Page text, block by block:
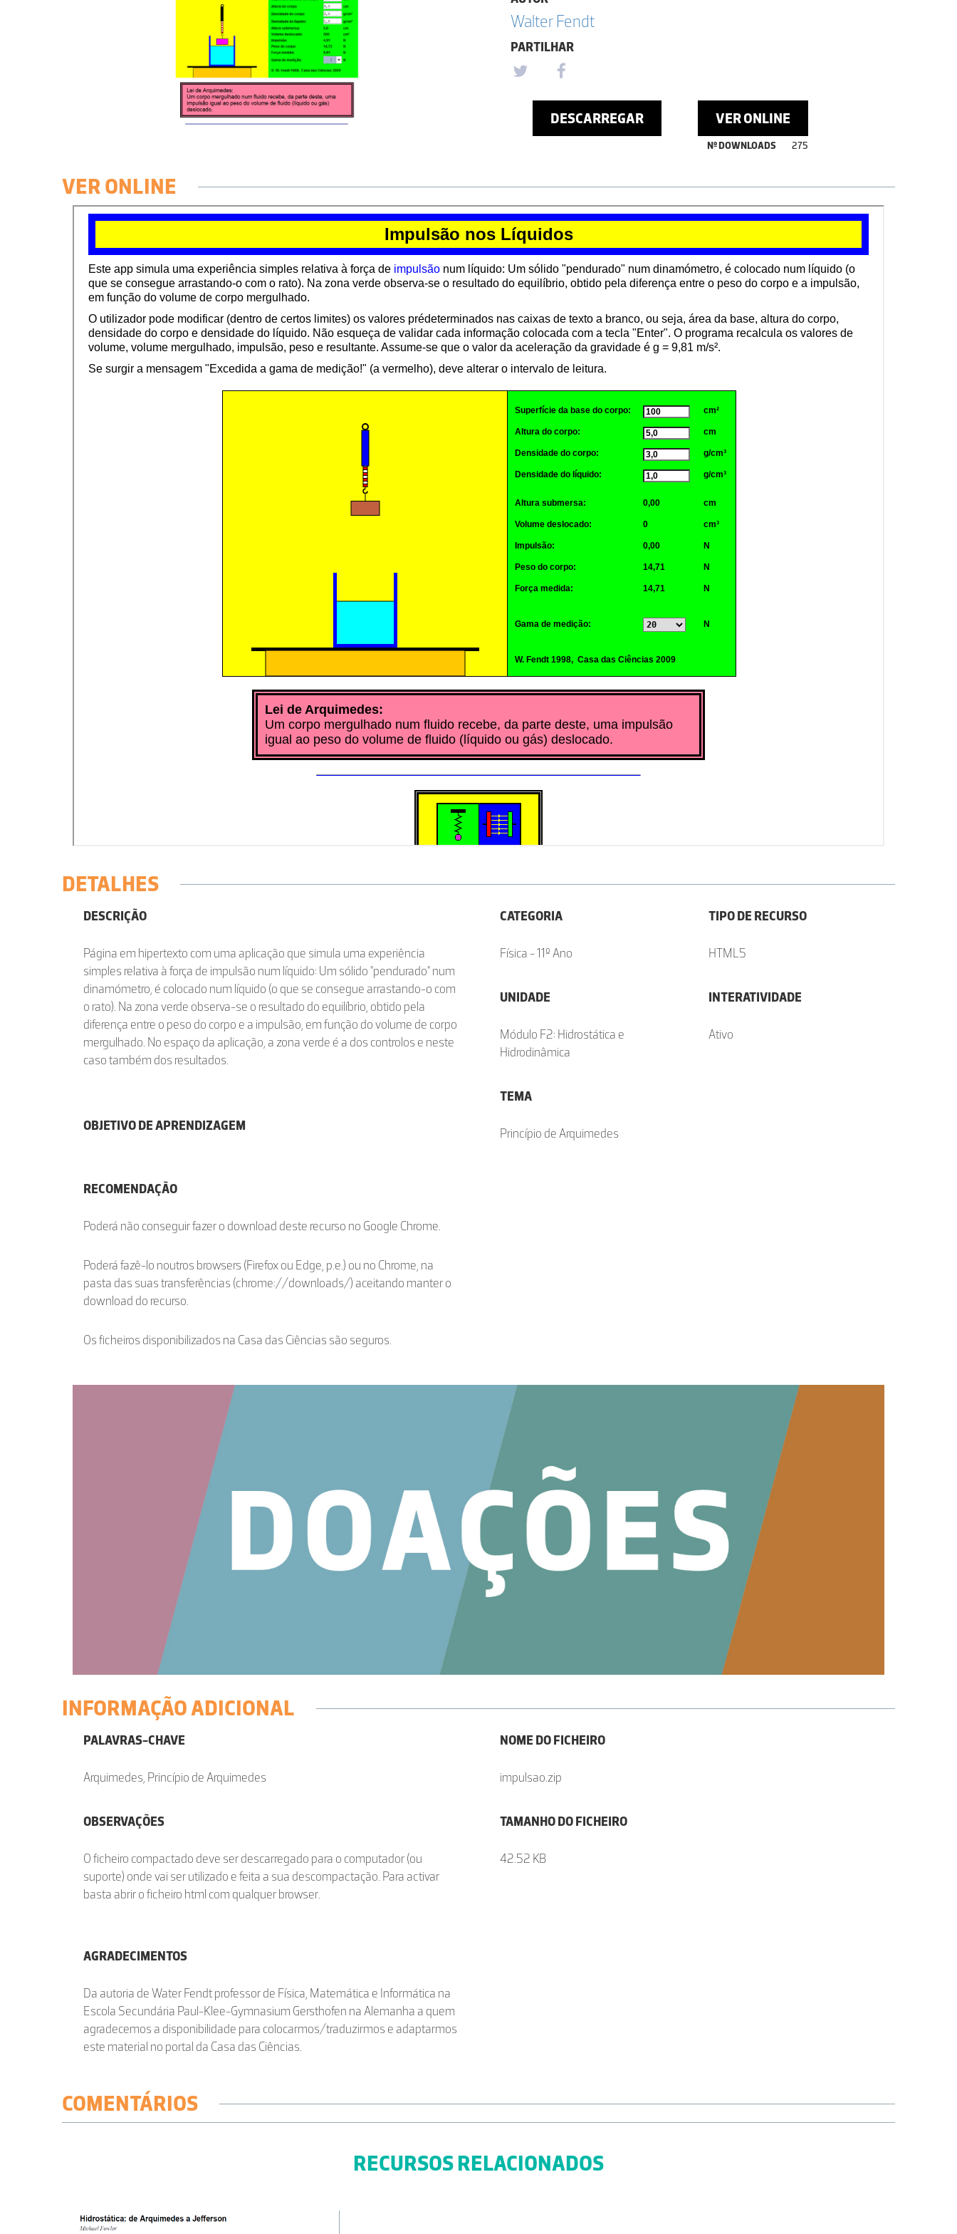
Walter Fendt
PARTILHAR
DESCARREGAR VER ONLINE
Nº DOWNLOADS 275
VER ONLINE
DETALHES
DESCRIÇÃO
Página em hipertexto com uma aplicação que simula uma experiência
simples relativa à força de impulsão num líquido: Um sólido "pendurado" num
dinamómetro, é colocado num líquido (o que se consegue arrastando-o com
o rato). Na zona verde observa-se o resultado do equilíbrio, obtido pela
diferença entre o peso do corpo e a impulsão, em função do volume de corpo
mergulhado. No espaço da aplicação, a zona verde é a dos controlos e neste
caso também dos resultados.
OBJETIVO DE APRENDIZAGEM
RECOMENDAÇÃO
Poderá não conseguir fazer o download deste recurso no Google Chrome.
Poderá fazê-lo noutros browsers (Firefox ou Edge, p.e.) ou no Chrome, na
pasta das suas transferências (chrome://downloads/) aceitando manter o
download do recurso.
Os ficheiros disponibilizados na Casa das Ciências são seguros.
CATEGORIA
Física - 11º Ano
UNIDADE
Módulo F2: Hidrostática e
Hidrodinâmica
TEMA
Princípio de Arquimedes
TIPO DE RECURSO
HTML5
INTERATIVIDADE
Ativo
INFORMAÇÃO ADICIONAL
PALAVRAS-CHAVE
Arquimedes, Princípio de Arquimedes
OBSERVAÇÕES
O ficheiro compactado deve ser descarregado para o computador (ou
suporte) onde vai ser utilizado e feita a sua descompactação. Para activar
basta abrir o ficheiro html com qualquer browser.
AGRADECIMENTOS
Da autoria de Water Fendt professor de Física, Matemática e Informática na
Escola Secundária Paul-Klee-Gymnasium Gersthofen na Alemanha a quem
agradecemos a disponibilidade para colocarmos/traduzirmos e adaptarmos
este material no portal da Casa das Ciências.
NOME DO FICHEIRO
impulsao.zip
TAMANHO DO FICHEIRO
42.52 KB
COMENTÁRIOS
RECURSOS RELACIONADOS